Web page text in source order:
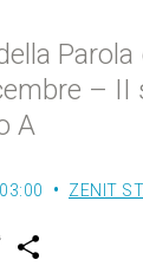
Parola
– II
A
ZENIT
w